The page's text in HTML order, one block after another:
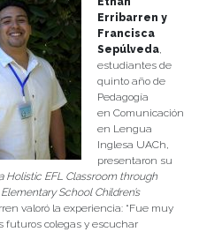
Erribarren y
Francisca
Sepúlveda,
estudiantes de
quinto año de
Pedagogía
en Comunicación
en Lengua
Inglesa UACh,
presentaron su
Holistic EFL Classroom through
School Children’s
valoró la experiencia: “Fue muy
futuros colegas y escuchar